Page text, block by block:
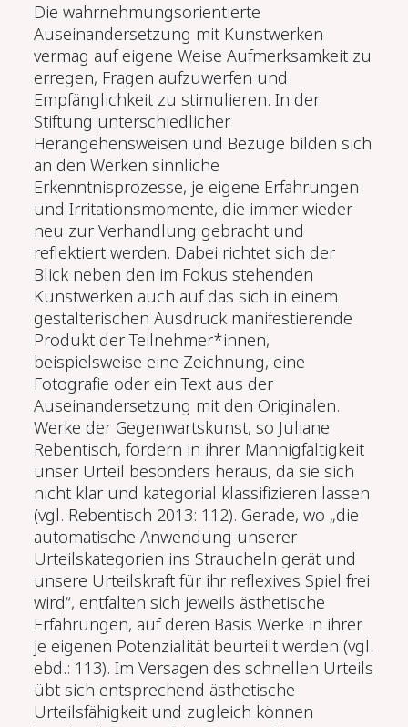
Die wahrnehmungsorientierte
Auseinandersetzung mit Kunstwerken
vermag auf eigene Weise Aufmerksamkeit zu
erregen, Fragen aufzuwerfen und
Empfänglichkeit zu stimulieren. In der
Stiftung unterschiedlicher
Herangehensweisen und Bezüge bilden sich
an den Werken sinnliche
Erkenntnisprozesse, je eigene Erfahrungen
und Irritationsmomente, die immer wieder
neu zur Verhandlung gebracht und
reflektiert werden. Dabei richtet sich der
Blick neben den im Fokus stehenden
Kunstwerken auch auf das sich in einem
gestalterischen Ausdruck manifestierende
Produkt der Teilnehmer*innen,
beispielsweise eine Zeichnung, eine
Fotografie oder ein Text aus der
Auseinandersetzung mit den Originalen.
Werke der Gegenwartskunst, so Juliane
Rebentisch, fordern in ihrer Mannigfaltigkeit
unser Urteil besonders heraus, da sie sich
nicht klar und kategorial klassifizieren lassen
(vgl. Rebentisch 2013: 112). Gerade, wo „die
automatische Anwendung unserer
Urteilskategorien ins Straucheln gerät und
unsere Urteilskraft für ihr reflexives Spiel frei
wird“, entfalten sich jeweils ästhetische
Erfahrungen, auf deren Basis Werke in ihrer
je eigenen Potenzialität beurteilt werden (vgl.
ebd.: 113). Im Versagen des schnellen Urteils
übt sich entsprechend ästhetische
Urteilsfähigkeit und zugleich können